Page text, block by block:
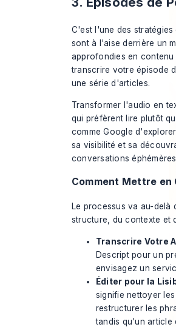
C'est l'une des
sont à l'aise derrière un
approfondies en contenu
transcrire votre épisode
une série d'articles.
Transformer l'audio en
qui préfèrent lire plutôt
comme Google
sa visibilité et sa
conversations
Comment Mettre
Le processus va au-
structure, du contexte et
Transcrire Votre
Descript pour un
envisagez un
Éditer pour la
signifie nettoyer
restructurer les
tandis qu'un article